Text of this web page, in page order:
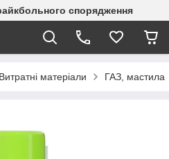
спорядження
Витратні матеріали ГАЗ, мастила